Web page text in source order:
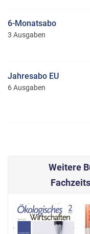
6-Monatsabo
3 Ausgaben
Jahresabo EU
6 Ausgaben
Weitere